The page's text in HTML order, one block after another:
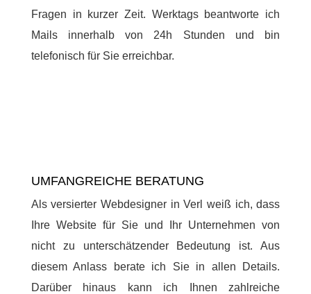
Fragen in kurzer Zeit. Werktags beantworte ich
Mails innerhalb von 24h Stunden und bin
telefonisch für Sie erreichbar.
UMFANGREICHE BERATUNG
Als versierter Webdesigner in Verl weiß ich, dass
Ihre Website für Sie und Ihr Unternehmen von
nicht zu unterschätzender Bedeutung ist. Aus
diesem Anlass berate ich Sie in allen Details.
Darüber hinaus kann ich Ihnen zahlreiche